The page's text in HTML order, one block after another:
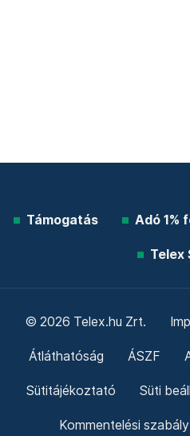
Támogatás Adó 1%
Telex
© 2026 Telex.hu Zrt.
Átláthatóság ÁSZF
Sütitájékoztató Süti
Kommentelési